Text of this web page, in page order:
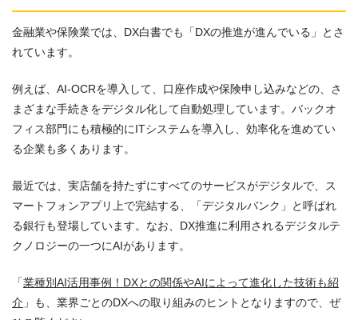
金融業や保険業では、DX白書でも「DXの推進が進んでいる」とさ
れています。
例えば、AI-OCRを導入して、口座作成や保険申し込みなどの、さ
まざまな手続きをデジタル化して自動処理しています。バックオ
フィス部門にも積極的にITシステムを導入し、効率化を進めてい
る企業も多くあります。
最近では、実店舗を持たずにすべてのサービスがデジタルで、ス
マートフォンアプリ上で完結する、「デジタルバンク」と呼ばれ
る銀行も登場しています。なお、DX推進に利用されるデジタルテ
クノロジーの一つにAIがあります。
「業種別AI活用事例！DXとの関係やAIによって進化した技術も紹
介 」も、業界ごとのDXへの取り組みのヒントとなりますので、ぜ